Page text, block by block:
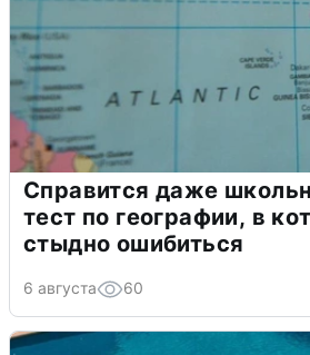
Справится даже
тест по географии, в
стыдно ошибиться
6 августа 60